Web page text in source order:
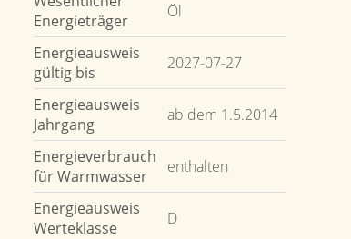
Energieträger
Öl
Energieausweis
gültig bis
2027-07-27
Energieausweis
Jahrgang
ab dem 1.5.2014
Energieverbrauch
für Warmwasser
enthalten
Energieausweis
Werteklasse
D